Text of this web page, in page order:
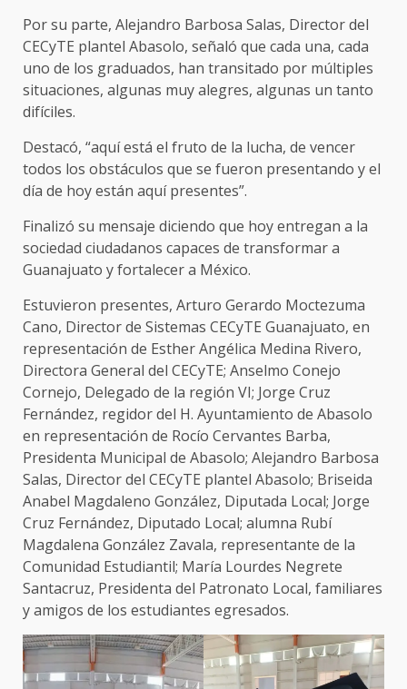
Por su parte, Alejandro Barbosa Salas, Director del
CECyTE plantel Abasolo, señaló que cada una, cada
uno de los graduados, han transitado por múltiples
situaciones, algunas muy alegres, algunas un tanto
difíciles.
Destacó, “aquí está el fruto de la lucha, de vencer
todos los obstáculos que se fueron presentando y el
día de hoy están aquí presentes”.
Finalizó su mensaje diciendo que hoy entregan a la
sociedad ciudadanos capaces de transformar a
Guanajuato y fortalecer a México.
Estuvieron presentes, Arturo Gerardo Moctezuma
Cano, Director de Sistemas CECyTE Guanajuato, en
representación de Esther Angélica Medina Rivero,
Directora General del CECyTE; Anselmo Conejo
Cornejo, Delegado de la región VI; Jorge Cruz
Fernández, regidor del H. Ayuntamiento de Abasolo
en representación de Rocío Cervantes Barba,
Presidenta Municipal de Abasolo; Alejandro Barbosa
Salas, Director del CECyTE plantel Abasolo; Briseida
Anabel Magdaleno González, Diputada Local; Jorge
Cruz Fernández, Diputado Local; alumna Rubí
Magdalena González Zavala, representante de la
Comunidad Estudiantil; María Lourdes Negrete
Santacruz, Presidenta del Patronato Local, familiares
y amigos de los estudiantes egresados.